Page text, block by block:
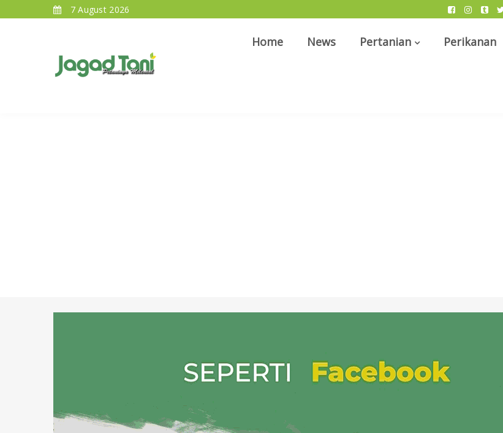
7 August 2026
Home News Pertanian Perikanan